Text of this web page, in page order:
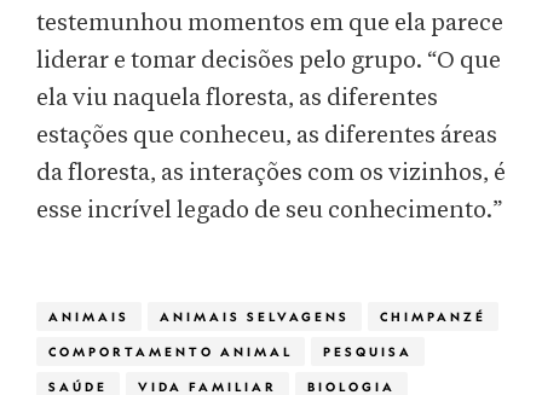
testemunhou momentos em que ela parece
liderar e tomar decisões pelo grupo. “O que
ela viu naquela floresta, as diferentes
estações que conheceu, as diferentes áreas
da floresta, as interações com os vizinhos, é
esse incrível legado de seu conhecimento.”
ANIMAIS ANIMAIS SELVAGENS CHIMPANZÉ
COMPORTAMENTO ANIMAL PESQUISA
SAÚDE VIDA FAMILIAR BIOLOGIA